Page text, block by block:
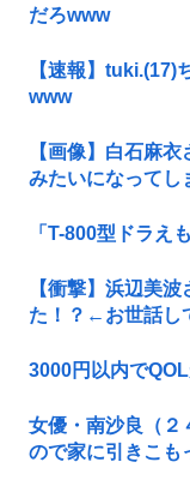
だろwww
【速報】tuki.(17)
www
【画像】白石麻
みたいになってし
「T-800型ドラえ
【衝撃】浜辺美
た！？←お世話し
3000円以内で
女優・南沙良（２
ので家に引きこも